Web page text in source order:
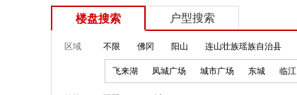
楼盘搜索 户型搜索
区域 不限 佛冈 阳山 连山壮族瑶族自治县
飞来湖 凤城广场 城市广场 东城 临江